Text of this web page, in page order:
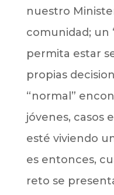
nuestro
comunidad; un
permita estar
propias
“normal”
jóvenes, casos
esté viviendo
es entonces,
reto se